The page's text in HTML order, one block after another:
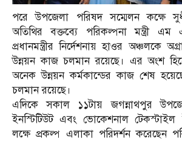
পরে উপজেলা পরিষদ সম্মেলন কক্ষে
অতিথির বক্তব্যে পরিকল্পনা মন্ত্রী এম
প্রধানমন্ত্রীর নির্দেশনায় হাওর অঞ্চলকে
উন্নয়ন কাজ চলমান রয়েছে। এর অংশ
অনেক উন্নয়ন কর্মকান্ডের কাজ শেষ
চলমান রয়েছে।
এদিকে সকাল ১১টায় জগন্নাথপুর
ইনস্টিটিউট এবং ভোকেশনাল টেকস্টাইল
লক্ষে প্রকল্প এলাকা পরিদর্শন করেছেন